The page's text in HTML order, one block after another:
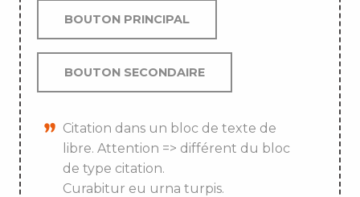
BOUTON PRINCIPAL
BOUTON SECONDAIRE
Citation dans un bloc de texte de
libre. Attention => différent du bloc
de type citation.
Curabitur eu urna turpis.